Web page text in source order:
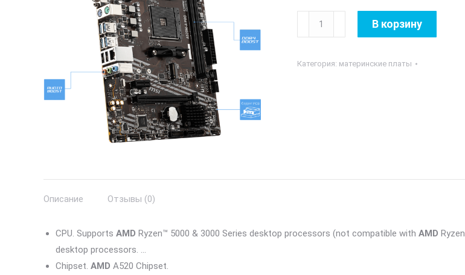
Количество
товара
MSI
В корзину
Категория: материнские платы
Описание Отзывы (0)
CPU. Supports AMD Ryzen™ 5000 & 3000 Series desktop processors (not compatible with AMD
desktop processors. …
Chipset. AMD A520 Chipset.